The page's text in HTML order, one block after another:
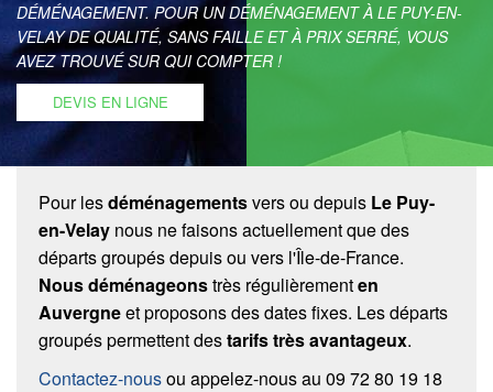
DÉMÉNAGEMENT. POUR UN DÉMÉNAGEMENT À LE PUY-EN-
VELAY DE QUALITÉ, SANS FAILLE ET À PRIX SERRÉ, VOUS
AVEZ TROUVÉ SUR QUI COMPTER !
DEVIS EN LIGNE
Pour lesdéménagementsvers ou depuis Le Puy-
en-Velay nous ne faisons actuellement que des
départs groupés depuis ou vers l'Île-de-France.
Nous déménageonstrès régulièrementen
Auvergneet proposons des dates fixes. Les départs
groupés permettent destarifs très avantageux.
Contactez-nousou appelez-nous au 09 72 80 19 18